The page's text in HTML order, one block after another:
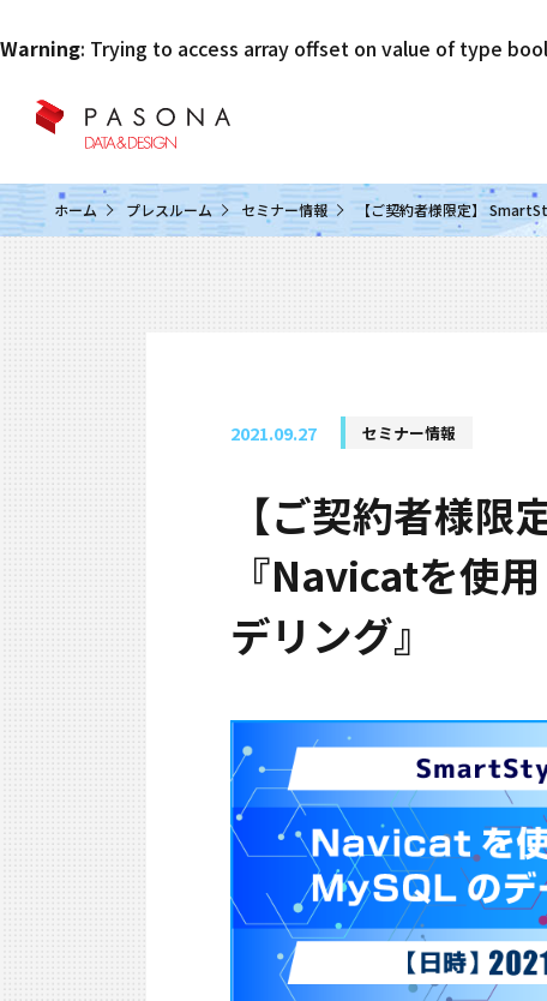
Warning: Trying to access array offset on value of type
ホーム プレスルーム セミナー情報 【ご契約者様限定】
2021.09.27 セミナー情報
【ご契約者様
『Navicatを使
デリング』